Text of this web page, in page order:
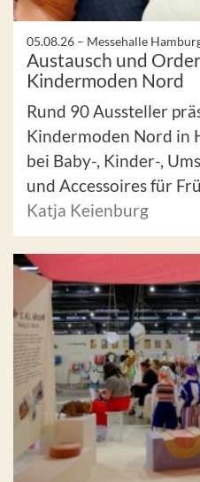
05.08.26 – Messehalle
Austausch und
Kindermoden Nord
Rund 90 Aussteller
Kindermoden Nord in
bei Baby-, Kinder-,
und Accessoires für
Katja Keienburg